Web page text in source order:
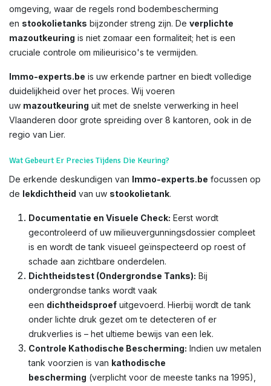
omgeving, waar de regels rond bodembescherming
en stookolietanks bijzonder streng zijn. De verplichte
mazoutkeuring is niet zomaar een formaliteit; het is een
cruciale controle om milieurisico's te vermijden.
Immo-experts.be is uw erkende partner en biedt volledige
duidelijkheid over het proces. Wij voeren
uw mazoutkeuring uit met de snelste verwerking in heel
Vlaanderen door grote spreiding over 8 kantoren, ook in de
regio van Lier.
Wat Gebeurt Er Precies Tijdens Die Keuring?
De erkende deskundigen van Immo-experts.be focussen op
de lekdichtheid van uw stookolietank.
Documentatie en Visuele Check: Eerst wordt
gecontroleerd of uw milieuvergunningsdossier compleet
is en wordt de tank visueel geïnspecteerd op roest of
schade aan zichtbare onderdelen.
Dichtheidstest (Ondergrondse Tanks): Bij
ondergrondse tanks wordt vaak
een dichtheidsproef uitgevoerd. Hierbij wordt de tank
onder lichte druk gezet om te detecteren of er
drukverlies is – het ultieme bewijs van een lek.
Controle Kathodische Bescherming: Indien uw metalen
tank voorzien is van kathodische
bescherming (verplicht voor de meeste tanks na 1995),